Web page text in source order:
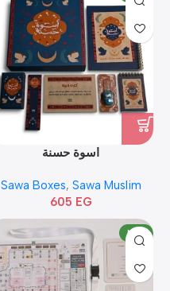
اسوة حسنة
Sawa Boxes, Sawa Muslim
605 EG
NEW